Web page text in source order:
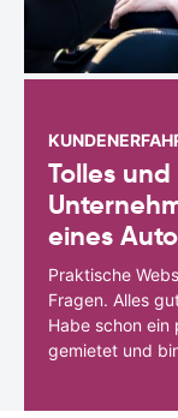
Tolles
eines
Praktische
Fragen. Alles
Habe schon ein
gemietet und